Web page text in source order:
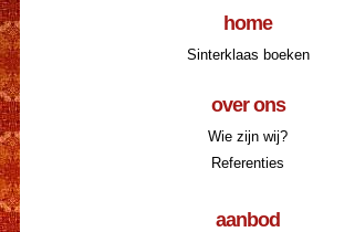
home
Sinterklaas boeken
over ons
Wie zijn wij?
Referenties
aanbod